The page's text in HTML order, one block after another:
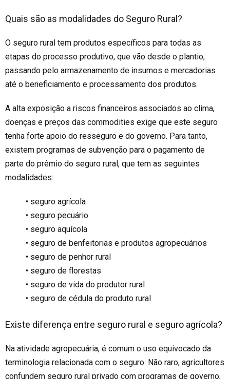
Quais são as modalidades do Seguro Rural?
O seguro rural tem produtos específicos para todas as
etapas do processo produtivo, que vão desde o plantio,
passando pelo armazenamento de insumos e mercadorias
até o beneficiamento e processamento dos produtos.
A alta exposição a riscos financeiros associados ao clima,
doenças e preços das commodities exige que este seguro
tenha forte apoio do resseguro e do governo. Para tanto,
existem programas de subvenção para o pagamento de
parte do prêmio do seguro rural, que tem as seguintes
modalidades:
• seguro agrícola
• seguro pecuário
• seguro aquícola
• seguro de benfeitorias e produtos agropecuários
• seguro de penhor rural
• seguro de florestas
• seguro de vida do produtor rural
• seguro de cédula do produto rural
Existe diferença entre seguro rural e seguro agrícola?
Na atividade agropecuária, é comum o uso equivocado da
terminologia relacionada com o seguro. Não raro, agricultores
confundem seguro rural privado com programas de governo,